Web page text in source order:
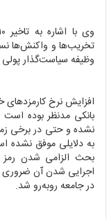
تخریب‌ها و واکنش‌ها
وظیفه‌ سیاست‌گذار
افزایش نرخ کارمزد‌های
بانکی مدنظر بوده است
نشده و حتی در برخی
به دلایلی موفق نشده
بحث الزامی شدن رمز‌
اجرایی شدن آن ضروری
در جامعه روبه‌رو شد.